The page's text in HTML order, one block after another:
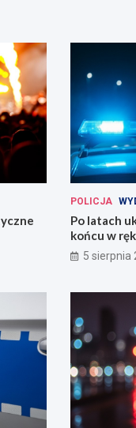
POLICJA
Po latach
końcu w
5 sierpnia